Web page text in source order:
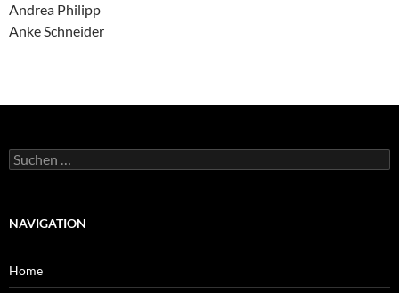
Andrea Philipp
Anke Schneider
Suchen
nach:
NAVIGATION
Home